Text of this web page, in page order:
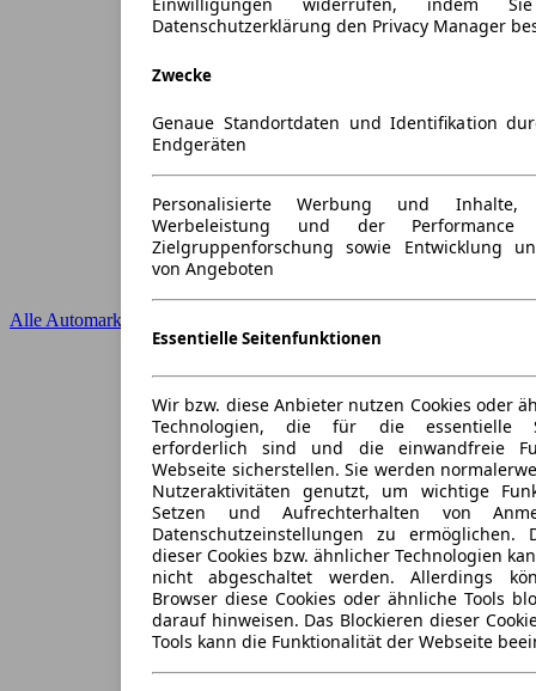
Alle Automarken
Einwilligungen widerrufen, indem
Datenschutzerklärung den Privacy Manager
Zwecke
Genaue Standortdaten und Identifikation
Endgeräten
Personalisierte Werbung und Inhalte,
Werbeleistung und der
Zielgruppenforschung sowie Entwicklung
von Angeboten
Essentielle Seitenfunktionen
Wir bzw. diese Anbieter nutzen Cookies oder
Technologien, die für die essentielle
erforderlich sind und die einwandfreie
Webseite sicherstellen. Sie werden
Nutzeraktivitäten genutzt, um wichtige
Setzen und Aufrechterhalten von
Datenschutzeinstellungen zu ermöglichen.
dieser Cookies bzw. ähnlicher Technologien
nicht abgeschaltet werden. Allerdings
Browser diese Cookies oder ähnliche Tools
darauf hinweisen. Das Blockieren dieser
Tools kann die Funktionalität der Webseite